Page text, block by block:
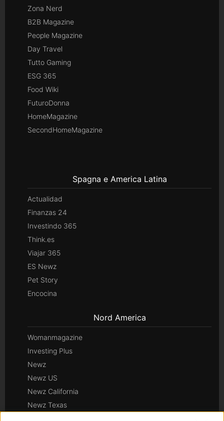
Zona Nerd
B2B Magazine
People Magazine
Day Travel
Tutto Gaming
ESG 365
Food Wiki
FuturoDonna
HomeMagazine
SecondHomeMagazine
Spagna e America Latina
Actualidad
Finanzas 24
Investindo 365
Think.es
Viajar 365
ES Newz
Pet Story
Encocina
Nord America
Womanmagazine
Investing Plus
Newz
Newz US
Newz California
Newz Texas